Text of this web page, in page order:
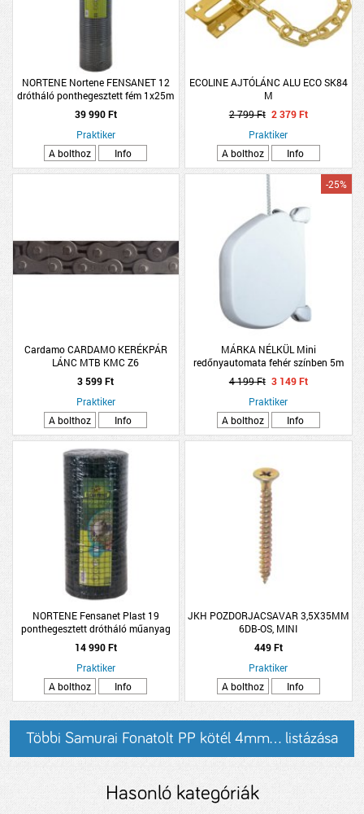
NORTENE Nortene FENSANET 12
drótháló ponthegesztett fém 1x25m
ezüst
39 990 Ft
Praktiker
A bolthoz
Info
ECOLINE AJTÓLÁNC ALU ECO SK84
M
2 799 Ft 2 379 Ft
Praktiker
A bolthoz
Info
Cardamo CARDAMO KERÉKPÁR
LÁNC MTB KMC Z6
3 599 Ft
Praktiker
A bolthoz
Info
MÁRKA NÉLKÜL Mini
redőnyautomata fehér színben 5m
zsinórral
-25%
4 199 Ft 3 149 Ft
Praktiker
A bolthoz
Info
NORTENE Fensanet Plast 19
ponthegesztett drótháló műanyag
bevonatú zöld 0,5x25m
14 990 Ft
Praktiker
A bolthoz
Info
JKH POZDORJACSAVAR 3,5X35MM
6DB-OS, MINI
449 Ft
Praktiker
A bolthoz
Info
Többi Samurai Fonatolt PP kötél 4mm... listázása
Hasonló kategóriák